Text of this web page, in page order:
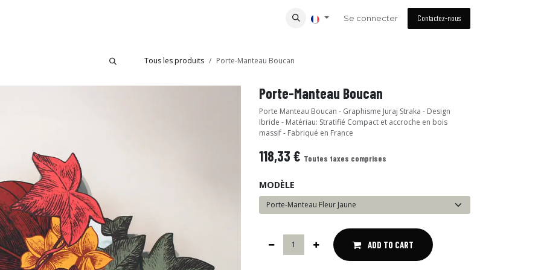
Se connecter Contactez-nous
Tous les produits Porte-Manteau Boucan
Porte-Manteau Boucan
Porte Manteau Boucan - Graphisme Juraj Straka - Design
Ibride - Matériau: Stratifié Compact et accroche en bois
massif - Fabriqué en France
118,33 € Toutes taxes comprises
MODÈLE
ADD TO CART